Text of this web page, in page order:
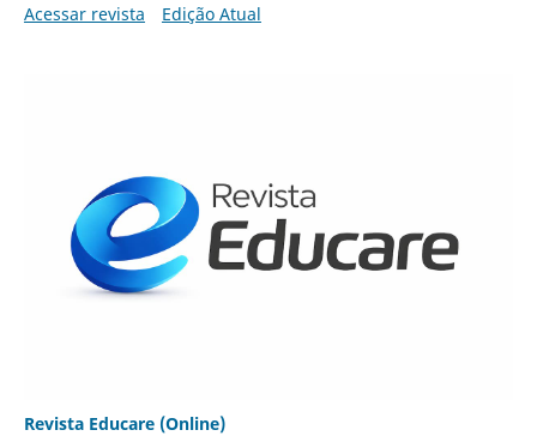
Acessar revista
Edição Atual
Revista Educare (Online)